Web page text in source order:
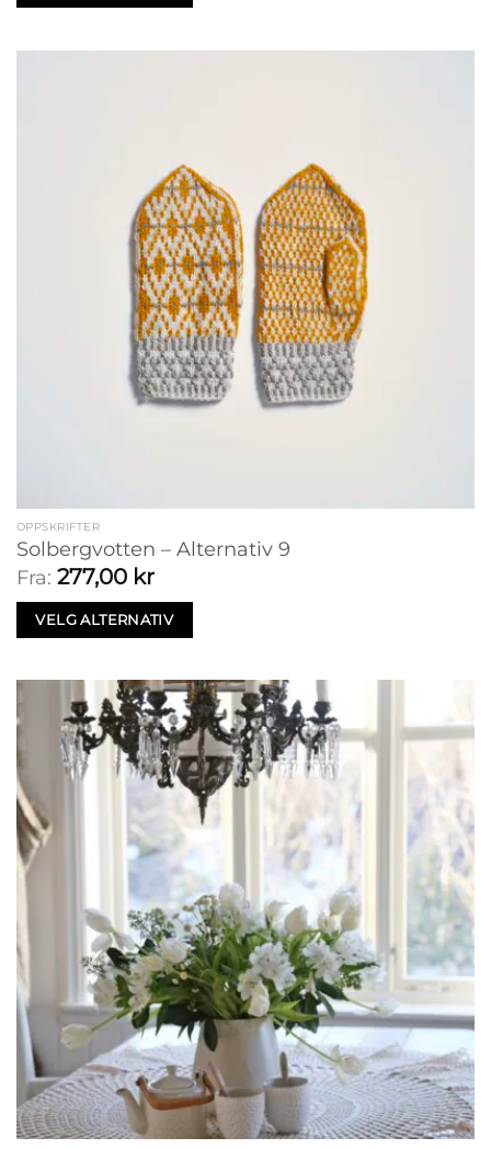
OPPSKRIFTER
Solbergvotten – Alternativ 9
Fra: 277,00 kr
VELG ALTERNATIV